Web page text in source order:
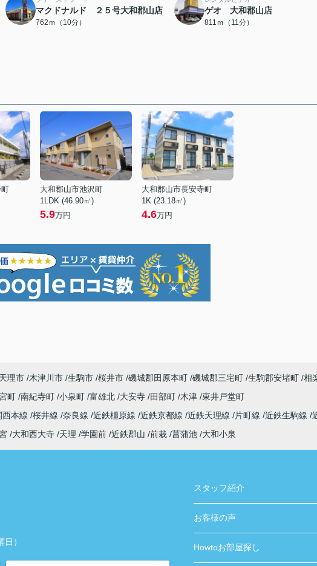
マクドナルド ２５号大和郡山店
762ｍ（10分）
ゲオ 大和郡山店
811ｍ（11分）
大和郡山市池沢町
1LDK (46.90㎡)
5.9万円
大和郡山市長安寺町
1K (23.18㎡)
4.6万円
天理市 木津川市 生駒市 桜井市 磯城郡田原本町 磯城郡三宅町 生駒郡安堵町 相
町 南紀寺町 小泉町 富雄北 大安寺 田部町 木津 東井戸堂町
西本線 桜井線 奈良線 近鉄橿原線 近鉄京都線 近鉄天理線 片町線 近鉄生駒線
大和西大寺 天理 学園前 近鉄郡山 前栽 菖蒲池 大和小泉
）
スタッフ紹介
お客様の声
Howtoお部屋探し